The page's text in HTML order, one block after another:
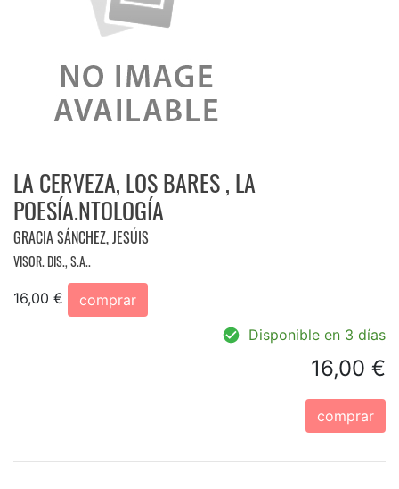
LA CERVEZA, LOS BARES , LA
POESÍA.NTOLOGÍA
GRACIA SÁNCHEZ, JESÚIS
VISOR. DIS., S.A..
16,00 €
comprar
Disponible en 3 días
16,00 €
comprar